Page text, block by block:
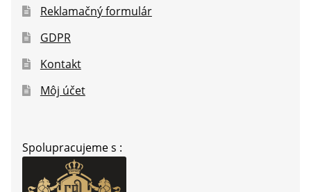
Reklamačný formulár
GDPR
Kontakt
Môj účet
Spolupracujeme s :